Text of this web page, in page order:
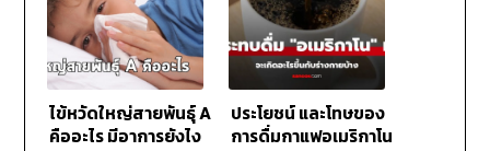
ไข้หวัดใหญ่สายพันธุ์ A
คืออะไร มีอาการยังไง
ประโยชน์ และโทษของ
การดื่มกาแฟอเมริกาโน